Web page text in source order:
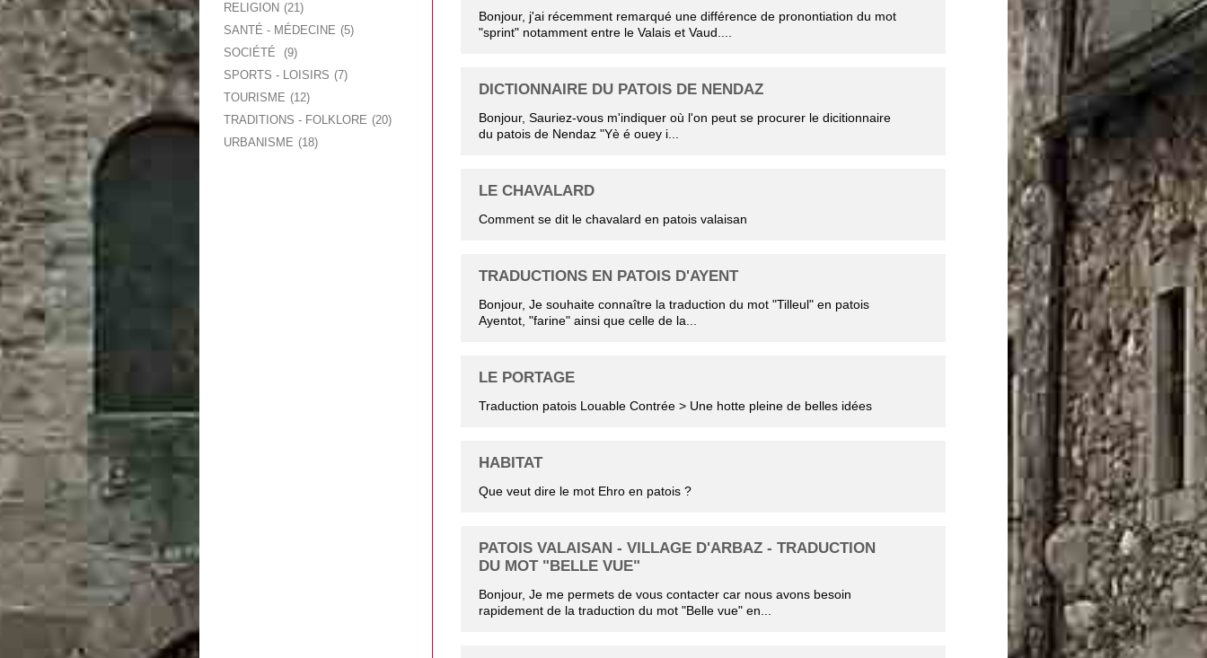
RELIGION
21
SANTÉ - MÉDECINE
5
SOCIÉTÉ
9
SPORTS - LOISIRS
7
TOURISME
12
TRADITIONS - FOLKLORE
20
URBANISME
18
Bonjour, j'ai récemment remarqué une différence de pronontiation du mot
"sprint" notamment entre le Valais et Vaud....
DICTIONNAIRE DU PATOIS DE NENDAZ
Bonjour, Sauriez-vous m'indiquer où l'on peut se procurer le dicitionnaire
du patois de Nendaz "Yè é ouey i...
LE CHAVALARD
Comment se dit le chavalard en patois valaisan
TRADUCTIONS EN PATOIS D'AYENT
Bonjour, Je souhaite connaître la traduction du mot "Tilleul" en patois
Ayentot, "farine" ainsi que celle de la...
LE PORTAGE
Traduction patois Louable Contrée > Une hotte pleine de belles idées
HABITAT
Que veut dire le mot Ehro en patois ?
PATOIS VALAISAN - VILLAGE D'ARBAZ - TRADUCTION
DU MOT "BELLE VUE"
Bonjour, Je me permets de vous contacter car nous avons besoin
rapidement de la traduction du mot "Belle vue" en...